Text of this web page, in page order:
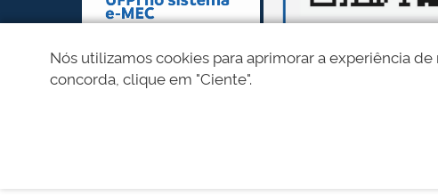
Nós utilizamos cookies para aprimorar a experiência
concorda, clique em "Ciente".